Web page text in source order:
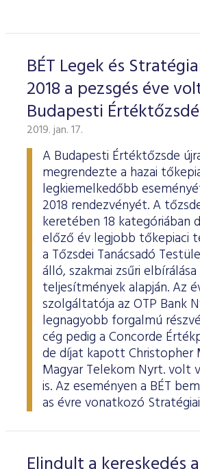
BÉT Legek és
2018 a pezsgés éve
Budapesti
2019. jan. 17.
A Budapesti Értéktőzsde
megrendezte a hazai
legkiemelkedőbb
2018 rendezvényét. A
keretében 18 kategóriában
előző év legjobb tőkepiaci
a Tőzsdei Tanácsadó
álló, szakmai zsűri elbírálása
teljesítmények alapján. Az
szolgáltatója az OTP Bank
legnagyobb forgalmú
cég pedig a Concorde
de díjat kapott Christopher
Magyar Telekom Nyrt. volt
is. Az eseményen a BÉT
as évre vonatkozó